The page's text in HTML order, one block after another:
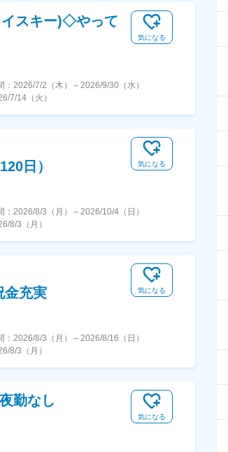
イスキー)◇やって
気になる
： 2026/7/2（木） ～2026/9/30（水）
7/14（火）
日） 気になる
： 2026/8/3（月） ～2026/10/4（日）
8/3（月）
金充実 気になる
： 2026/8/3（月） ～2026/8/16（日）
8/3（月）
勤なし
気になる